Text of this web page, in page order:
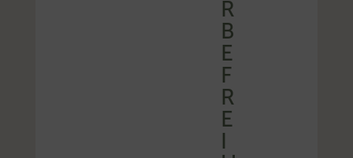
R
B
E
F
R
E
I